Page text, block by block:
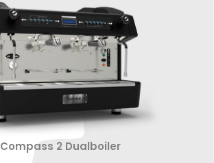
Compass 2 Dualboiler